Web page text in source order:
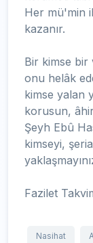
Her mü'min
kazanır.
Bir kimse bir
onu helâk
kimse yalan
korusun,
Şeyh Ebû
kimseyi,
Fazilet
Nasihat